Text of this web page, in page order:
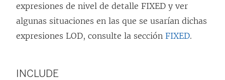
expresiones de nivel de detalle FIXED y ver
algunas situaciones en las que se usarían dichas
expresiones LOD, consulte la sección FIXED.
INCLUDE